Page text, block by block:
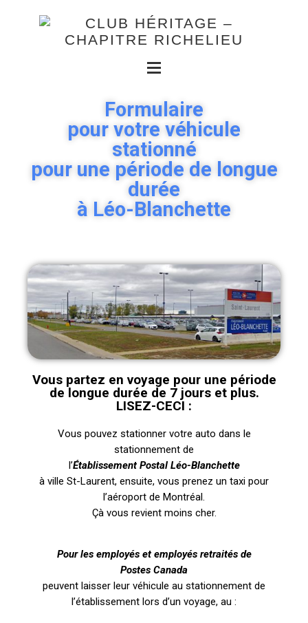
Formulaire
pour votre véhicule
stationné
pour une période de longue
durée
à Léo-Blanchette
Vous partez en voyage pour une période
de longue durée de 7 jours et plus.
LISEZ-CECI :
Vous pouvez stationner votre auto dans le
stationnement de
l’Établissement Postal Léo-Blanchette
à ville St-Laurent, ensuite, vous prenez un taxi pour
l’aéroport de Montréal.
Çà vous revient moins cher.
Pour les employés et employés retraités de
Postes Canada
peuvent laisser leur véhicule au stationnement de
l’établissement lors d’un voyage, au :